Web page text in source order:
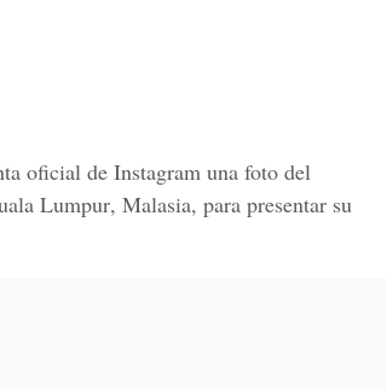
oficial de Instagram una foto del
Lumpur, Malasia, para presentar su